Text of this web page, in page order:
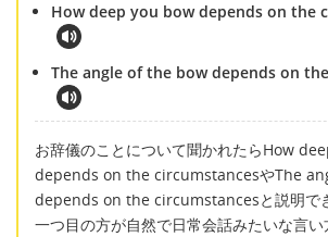
How deep you bow depends on the
The angle of the bow depends on
お辞儀のことについて聞かれたらHow
depends on the circumstancesやThe
depends on the circumstancesと説明で
一つ目の方が自然で日常会話みたいな言い